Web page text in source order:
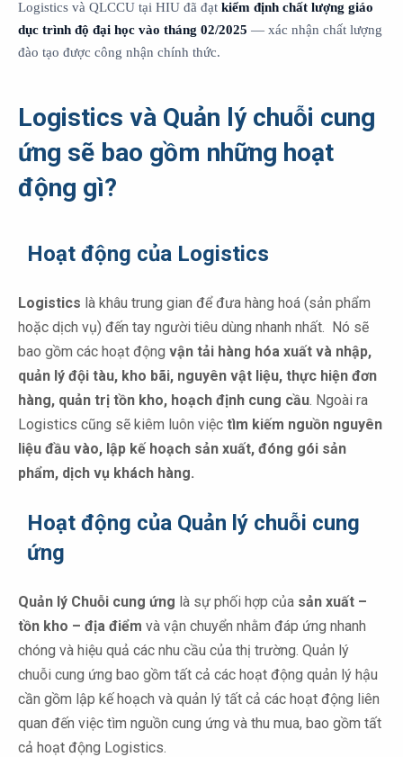
Logistics và QLCCU tại HIU đã đạt kiểm định chất lượng giáo
dục trình độ đại học vào tháng 02/2025 — xác nhận chất lượng
đào tạo được công nhận chính thức.
Logistics và Quản lý chuỗi cung
ứng sẽ bao gồm những hoạt
động gì?
Hoạt động của Logistics
Logistics là khâu trung gian để đưa hàng hoá (sản phẩm
hoặc dịch vụ) đến tay người tiêu dùng nhanh nhất. Nó sẽ
bao gồm các hoạt động vận tải hàng hóa xuất và nhập,
quản lý đội tàu, kho bãi, nguyên vật liệu, thực hiện đơn
hàng, quản trị tồn kho, hoạch định cung cầu. Ngoài ra
Logistics cũng sẽ kiêm luôn việc tìm kiếm nguồn nguyên
liệu đầu vào, lập kế hoạch sản xuất, đóng gói sản
phẩm, dịch vụ khách hàng.
Hoạt động của Quản lý chuỗi cung
ứng
Quản lý Chuỗi cung ứng là sự phối hợp của sản xuất –
tồn kho – địa điểm và vận chuyển nhằm đáp ứng nhanh
chóng và hiệu quả các nhu cầu của thị trường. Quản lý
chuỗi cung ứng bao gồm tất cả các hoạt động quản lý hậu
cần gồm lập kế hoạch và quản lý tất cả các hoạt động liên
quan đến việc tìm nguồn cung ứng và thu mua, bao gồm tất
cả hoạt động Logistics.